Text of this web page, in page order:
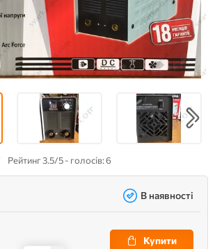
Рейтинг3.5/5 - голосів: 6
В наявності
Купити